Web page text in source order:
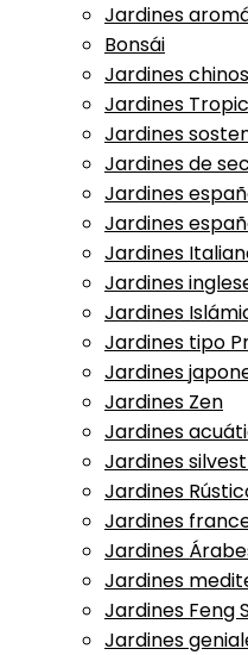
Jardines
Bonsái
Jardines chinos
Jardines
Jardines
Jardines de
Jardines
Jardines
Jardines
Jardines
Jardines
Jardines tipo
Jardines
Jardines Zen
Jardines
Jardines
Jardines
Jardines
Jardines
Jardines
Jardines Feng
Jardines